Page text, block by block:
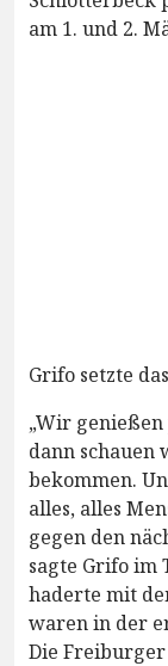
am 1. und 2.
Grifo setzte
„Wir
dann schauen
bekommen.
alles, alles
gegen den
sagte Grifo im
haderte mit
waren in der
Die Freiburger